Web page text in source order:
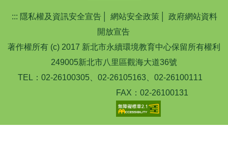
::: 隱私權及資訊安全宣告 網站安全政策
政府網站資料
開放宣告
著作權所有 (c) 2017 新北市永續環境教育中心保留所有權利
249005新北市八里區觀海大道36號
TEL：02-26100305、02-26105163、02-26100111
FAX：02-26100131